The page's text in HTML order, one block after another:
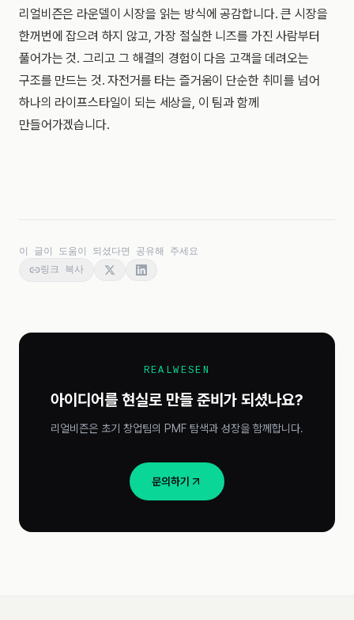
리얼비즌은 라운델이 시장을 읽는 방식에 공감합니다. 큰 시장을
한꺼번에 잡으려 하지 않고, 가장 절실한 니즈를 가진 사람부터
풀어가는 것. 그리고 그 해결의 경험이 다음 고객을 데려오는
구조를 만드는 것. 자전거를 타는 즐거움이 단순한 취미를 넘어
하나의 라이프스타일이 되는 세상을, 이 팀과 함께
만들어가겠습니다.
이 글이 도움이 되셨다면 공유해 주세요
링크 복사
REALWESEN
아이디어를 현실로 만들 준비가 되셨나요?
리얼비즌은 초기 창업팀의 PMF 탐색과 성장을 함께합니다.
문의하기